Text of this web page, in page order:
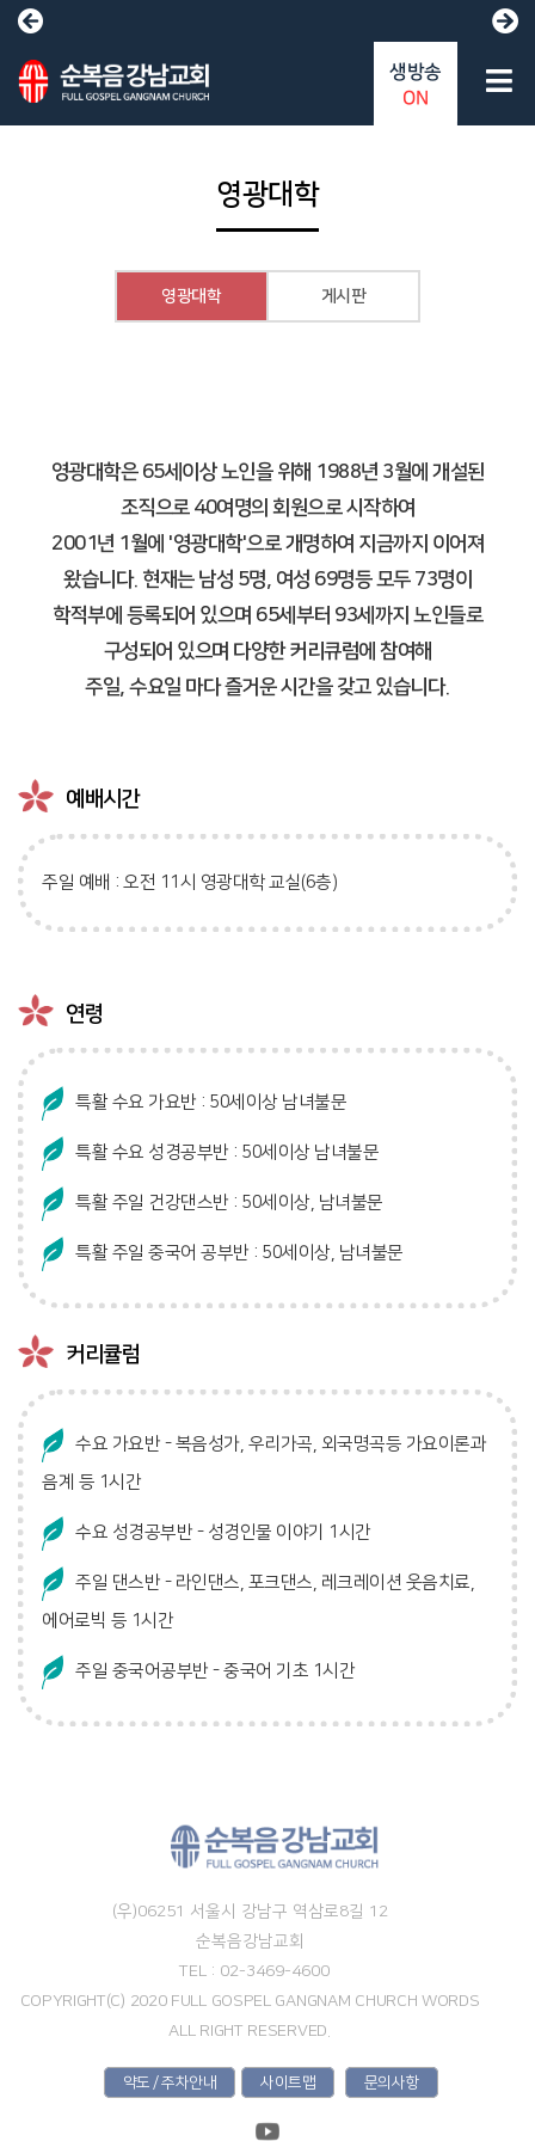
영광대학
영광대학 게시판
영광대학은 65세이상 노인을 위해 1988년 3월에 개설된
조직으로 40여명의 회원으로 시작하여
2001년 1월에 '영광대학'으로 개명하여 지금까지 이어져
왔습니다. 현재는 남성 5명, 여성 69명등 모두 73명이
학적부에 등록되어 있으며 65세부터 93세까지 노인들로
구성되어 있으며 다양한 커리큐럼에 참여해
주일, 수요일 마다 즐거운 시간을 갖고 있습니다.
예배시간
주일 예배 : 오전 11시 영광대학 교실(6층)
연령
특활 수요 가요반 : 50세이상 남녀불문
특활 수요 성경공부반 : 50세이상 남녀불문
특활 주일 건강댄스반 : 50세이상, 남녀불문
특활 주일 중국어 공부반 : 50세이상, 남녀불문
커리큘럼
수요 가요반 - 복음성가, 우리가곡, 외국명곡등 가요이론과
음계 등 1시간
수요 성경공부반 - 성경인물 이야기 1시간
주일 댄스반 - 라인댄스, 포크댄스, 레크레이션 웃음치료,
에어로빅 등 1시간
주일 중국어공부반 - 중국어 기초 1시간
(우)06251 서울시 강남구 역삼로8길 12
순복음강남교회
TEL : 02-3469-4600
COPYRIGHT(C) 2020 FULL GOSPEL GANGNAM CHURCH WORDS
ALL RIGHT RESERVED.
약도 / 주차안내 사이트맵 문의사항
생방송
ON